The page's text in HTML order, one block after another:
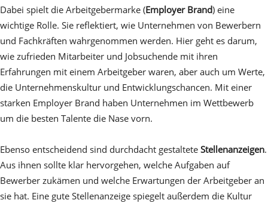
Dabei spielt die Arbeitgebermarke (Employer Brand) eine
wichtige Rolle. Sie reflektiert, wie Unternehmen von Bewerbern
und Fachkräften wahrgenommen werden. Hier geht es darum,
wie zufrieden Mitarbeiter und Jobsuchende mit ihren
Erfahrungen mit einem Arbeitgeber waren, aber auch um Werte,
die Unternehmenskultur und Entwicklungschancen. Mit einer
starken Employer Brand haben Unternehmen im Wettbewerb
um die besten Talente die Nase vorn.
Ebenso entscheidend sind durchdacht gestaltete Stellenanzeigen.
Aus ihnen sollte klar hervorgehen, welche Aufgaben auf
Bewerber zukämen und welche Erwartungen der Arbeitgeber an
sie hat. Eine gute Stellenanzeige spiegelt außerdem die Kultur